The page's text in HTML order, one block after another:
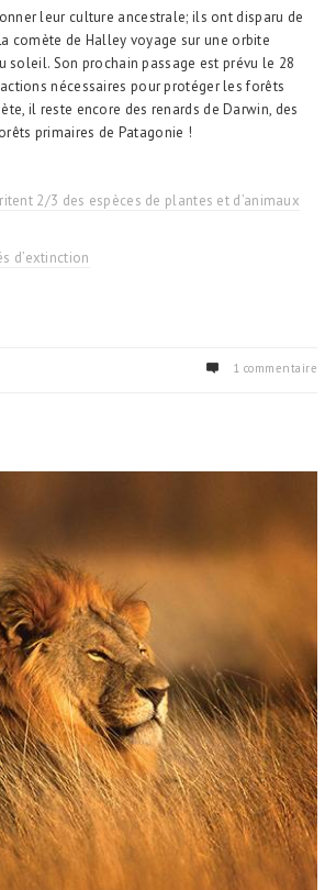
leur culture ancestrale; ils ont disparu de
comète de Halley voyage sur une orbite
Son prochain passage est prévu le 28
nécessaires pour protéger les forêts
il reste encore des renards de Darwin, des
primaires de Patagonie !
2/3 des espèces de plantes et d’animaux
d’extinction
1 commentaire